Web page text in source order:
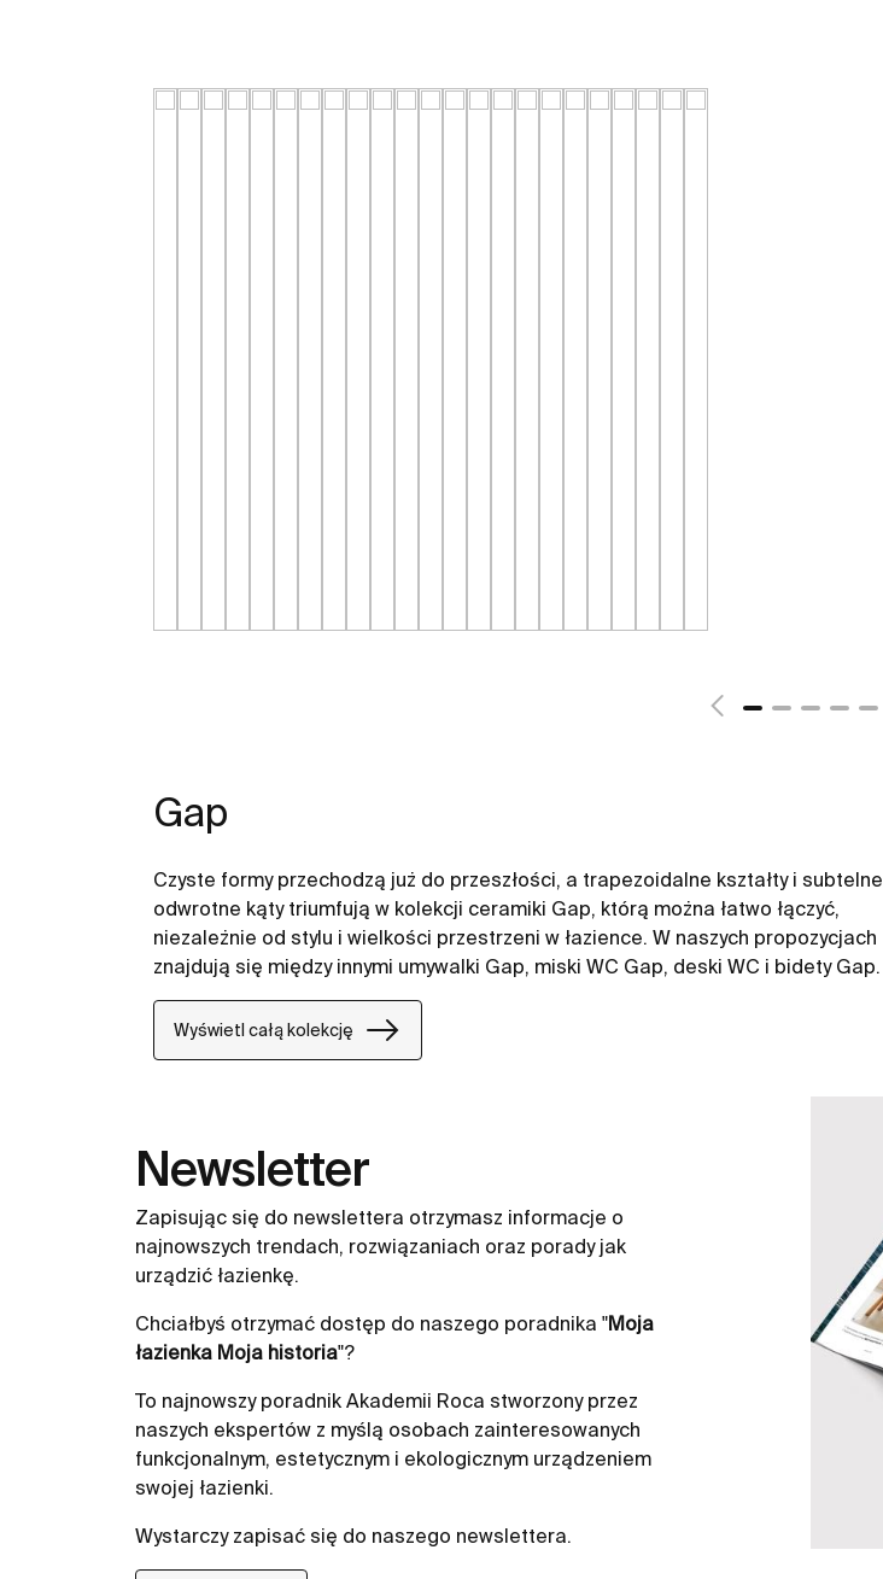
Gap
Czyste formy przechodzą już do przeszłości, a trapezoidalne kształty i subtelne
odwrotne kąty triumfują w kolekcji ceramiki Gap, którą można łatwo łączyć,
niezależnie od stylu i wielkości przestrzeni w łazience. W naszych propozycjach
znajdują się między innymi umywalki Gap, miski WC Gap, deski WC i bidety Gap.
Wyświetl całą kolekcję
Newsletter
Zapisując się do newslettera otrzymasz informacje o
najnowszych trendach, rozwiązaniach oraz porady jak
urządzić łazienkę.
Chciałbyś otrzymać dostęp do naszego poradnika "Moja
łazienka Moja historia"?
To najnowszy poradnik Akademii Roca stworzony przez
naszych ekspertów z myślą osobach zainteresowanych
funkcjonalnym, estetycznym i ekologicznym urządzeniem
swojej łazienki.
Wystarczy zapisać się do naszego newslettera.